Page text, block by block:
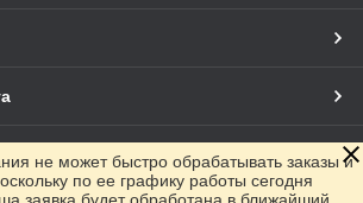
не может быстро обрабатывать заказы и
по ее графику работы сегодня